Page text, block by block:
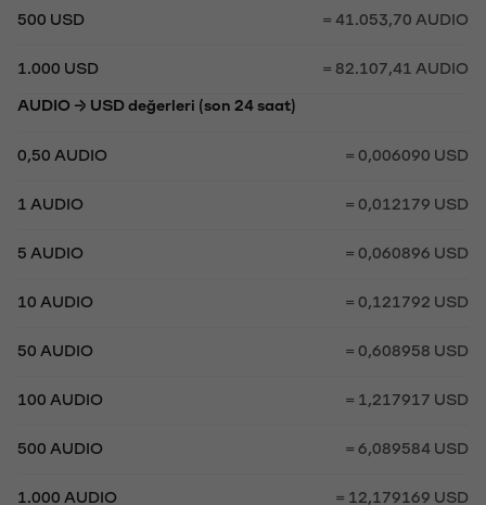
500 USD = 41.053,70 AUDIO
1.000 USD = 82.107,41 AUDIO
AUDIO → USD değerleri (son 24 saat)
0,50 AUDIO = 0,006090 USD
1 AUDIO = 0,012179 USD
5 AUDIO = 0,060896 USD
10 AUDIO = 0,121792 USD
50 AUDIO = 0,608958 USD
100 AUDIO = 1,217917 USD
500 AUDIO = 6,089584 USD
1.000 AUDIO = 12,179169 USD